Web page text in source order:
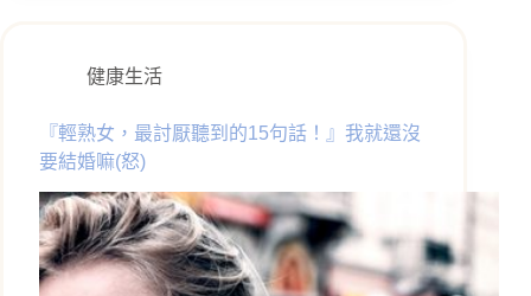
健康生活
『輕熟女，最討厭聽到的15句話！』我就還沒
要結婚嘛(怒)